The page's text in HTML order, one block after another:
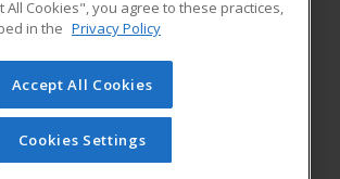
needed for career growth in high-demand
a division of Cengage Learning. All rights
on this site cannot be reproduced or
unless you have obtained prior written
from Cengage Learning.Privacy Policy
All Cookies", you agree to these practices,
in the Privacy Policy
Accept All Cookies
Cookies Settings